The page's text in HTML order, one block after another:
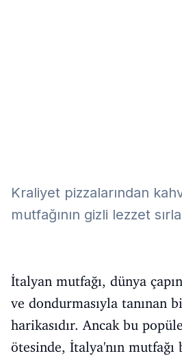
Kraliyet pizzalarından
mutfağının gizli lezzet
İtalyan mutfağı, dünya
ve dondurmasıyla tanınan
harikasıdır. Ancak bu
ötesinde, İtalya'nın